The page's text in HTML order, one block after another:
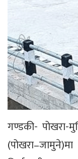
गण्डकी- पोखरा-